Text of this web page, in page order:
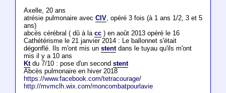
Axelle, 20 ans
atrésie pulmonaire avec CIV, opéré 3 fois (à 1 ans 1/2, 3 et 5
ans)
abcès cérébral ( dû à la cc) en août 2013 opéré le 16
Cathétérisme le 21 janvier 2014 : Le ballonnet s'était
dégonflé. Ils m'ont mis un stentdans le tuyau qu'ils m'ont
mis il y a 10 ans
Ktdu 7/10 : pose d'un second stent
Abcès pulmonaire en hiver 2018
https://www.facebook.com/tetracourage/
http://mvmclh.wix.com/moncombatpourlavie